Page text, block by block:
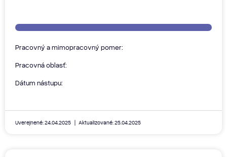
Pracovný a mimopracovný pomer:
Pracovná oblasť:
Dátum nástupu:
Uverejnené: 24.04.2025 Aktualizované: 25.04.2025